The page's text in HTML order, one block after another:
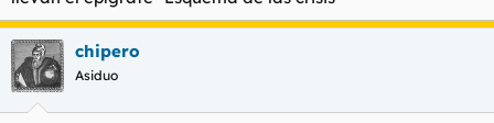
sobre los viajes temporales a través de'agujeros de gusano'
está sustentado sobre una sólida base matemática, etc. etc. Sí,
es cierto que muchos de los planteamientos que leemos en
tales obras se mueven en las fronteras del conocimiento
científico y, a veces, son considerados heterodoxos por la
comunidad científica. Y hasta criticados, máxime cuando
chipero
Asiduo